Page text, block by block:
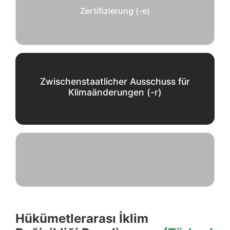
Zertifizierung (-e)
Zwischenstaatlicher Ausschuss für
Klimaänderungen (-r)
Hükümetlerarası İklim